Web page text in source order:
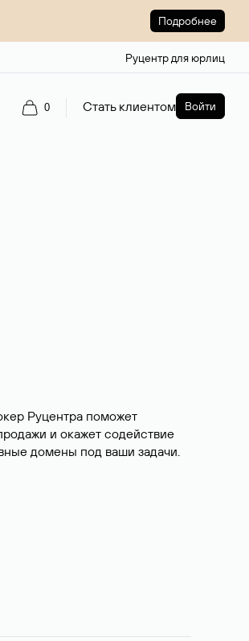
Подробнее
Руцентр для юрлиц
0 Стать клиентом Войти
Руцентра поможет
и окажет содействие
домены под ваши задачи.